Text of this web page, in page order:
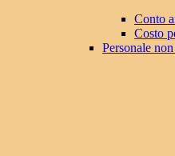
Conto
Costo
Personale